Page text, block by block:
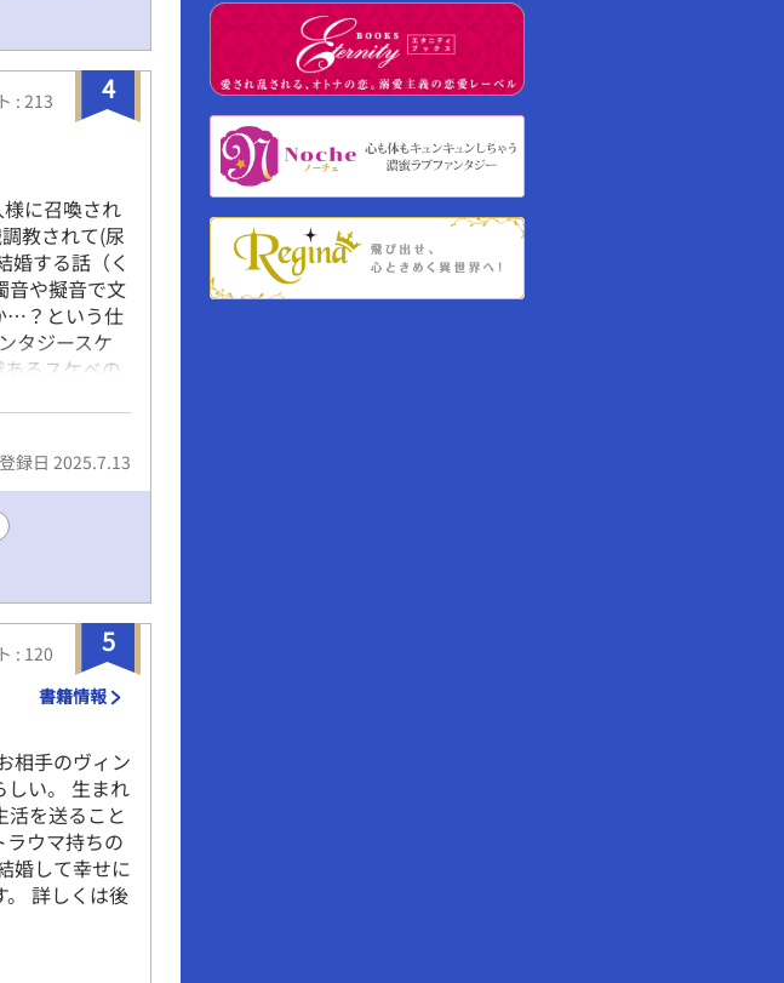
4
: 213
に召喚され
教されて(尿
する話（く
や擬音で文
…？という仕
タジースケ
るスケベの
願いしま
登録日 2025.7.13
5
: 120
書籍情報
相手のヴィン
しい。 生まれ
活を送ること
ウマ持ちの
婚して幸せに
。 詳しくは後